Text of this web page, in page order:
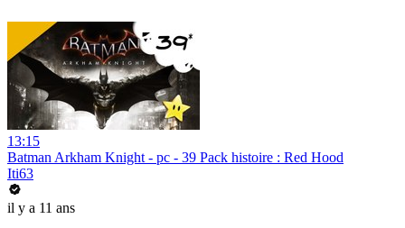
13:15
Batman Arkham Knight - pc - 39 Pack histoire : Red Hood
Iti63
il y a 11 ans